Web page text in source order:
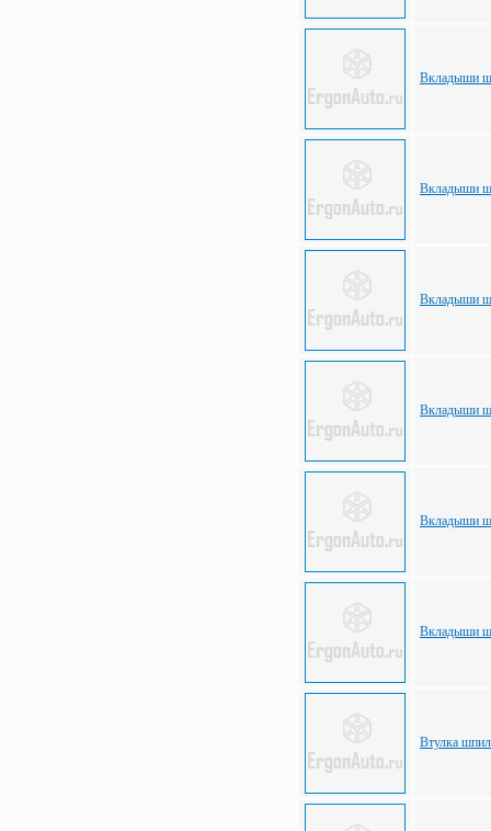
Вкладыши
Вкладыши
Вкладыши
Вкладыши
Вкладыши
Вкладыши
Втулка